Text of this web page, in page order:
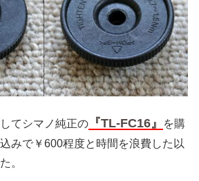
てシマノ純正の 『TL-FC16』
を購
みで￥600程度と時間を浪費した以
。